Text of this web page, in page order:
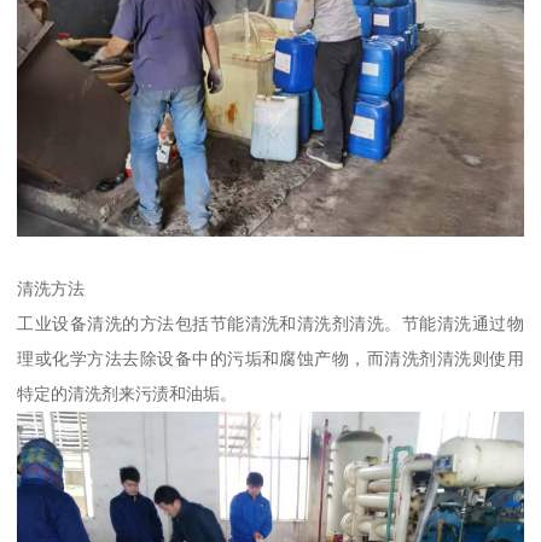
清洗方法
工业设备清洗的方法包括节能清洗和清洗剂清洗。节能清洗通过物
理或化学方法去除设备中的污垢和腐蚀产物，而清洗剂清洗则使用
特定的清洗剂来污渍和油垢。